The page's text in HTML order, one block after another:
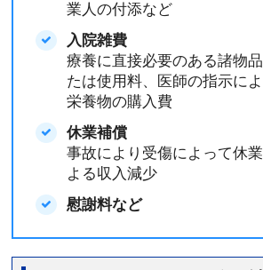
業人の付添など
入院雑費
療養に直接必要のある諸物
たは使用料、医師の指示に
栄養物の購入費
休業補償
事故により受傷によって休
よる収入減少
慰謝料など